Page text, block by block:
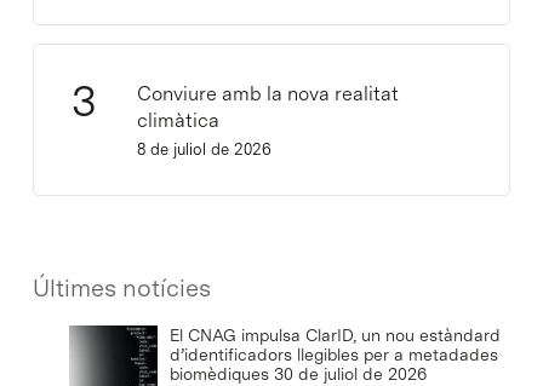
Conviure amb la nova realitat
climàtica
8 de juliol de 2026
Últimes notícies
El CNAG impulsa ClarID, un nou estàndard
d’identificadors llegibles per a metadades
biomèdiques 30 de juliol de 2026